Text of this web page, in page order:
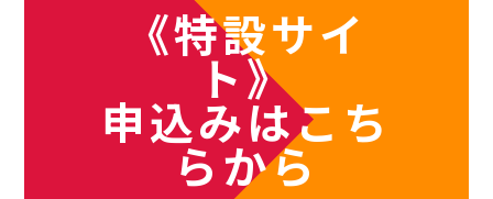
《特設サイ
ト》
申込みはこち
らから